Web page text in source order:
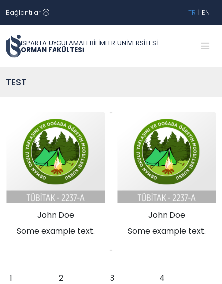
Bağlantılar TR | EN
ISPARTA UYGULAMALI BİLİMLER ÜNİVERSİTESİ
ORMAN FAKÜLTESİ
TEST
John Doe
Some example text.
John Doe
Some example text.
1 2 3
4